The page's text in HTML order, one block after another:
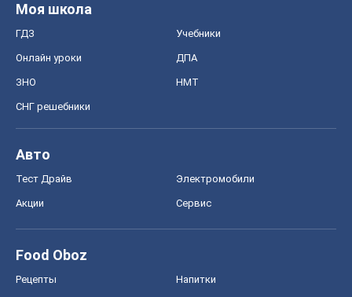
Моя школа
ГДЗ Учебники
Онлайн уроки ДПА
ЗНО НМТ
СНГ решебники
Авто
Тест Драйв Электромобили
Акции Сервис
Food Oboz
Рецепты Напитки